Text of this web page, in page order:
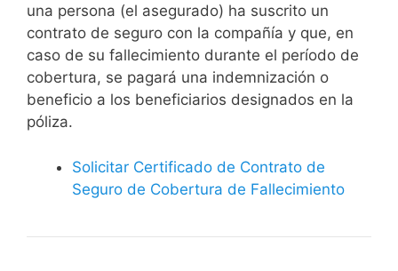
una persona (el asegurado) ha suscrito un
contrato de seguro con la compañía y que, en
caso de su fallecimiento durante el período de
cobertura, se pagará una indemnización o
beneficio a los beneficiarios designados en la
póliza.
Solicitar Certificado de Contrato de
Seguro de Cobertura de Fallecimiento